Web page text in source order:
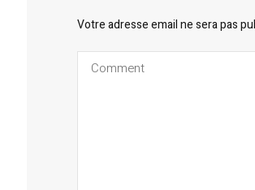
Votre adresse email ne sera pas